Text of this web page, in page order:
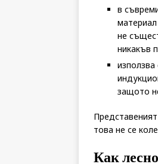
в
не
никакъв
използва
защото
това не се
Как